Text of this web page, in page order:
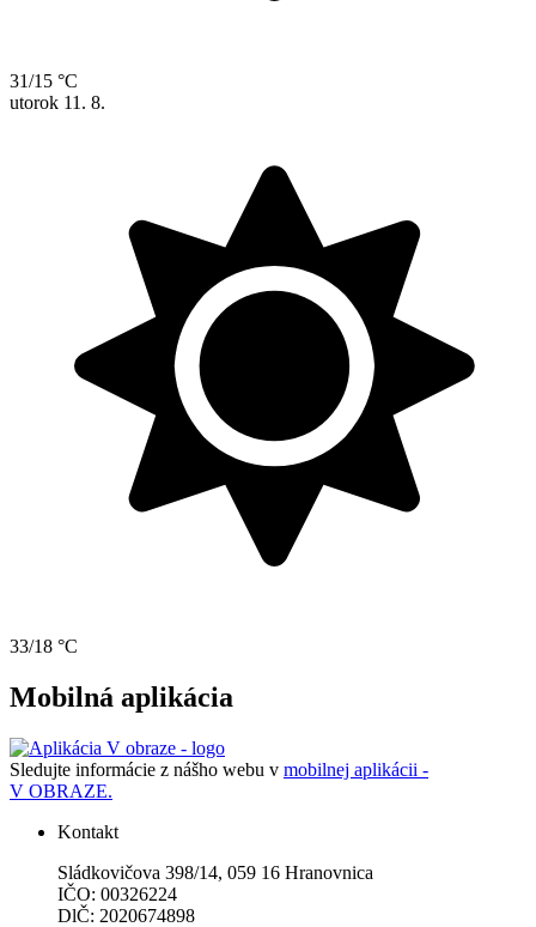
31/15 °C
utorok 11. 8.
33/18 °C
Mobilná aplikácia
Sledujte informácie z nášho webu v mobilnej aplikácii -
V OBRAZE.
Kontakt
Sládkovičova 398/14, 059 16 Hranovnica
IČO: 00326224
DlČ: 2020674898